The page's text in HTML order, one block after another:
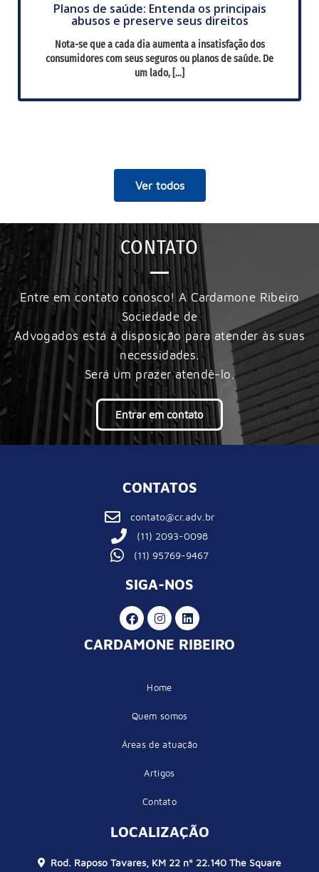
Planos de saúde: Entenda os principais
abusos e preserve seus direitos
Nota-se que a cada dia aumenta a insatisfação dos
consumidores com seus seguros ou planos de saúde. De
um lado, […]
Ver todos
CONTATO
Entre em contato conosco! A Cardamone Ribeiro
Sociedade de
Advogados está à disposição para atender às suas
necessidades.
Será um prazer atendê-lo.
Entrar em contato
CONTATOS
contato@cr.adv.br
(11) 2093-0098
(11) 95769-9467
SIGA-NOS
CARDAMONE RIBEIRO
Home
Quem somos
Áreas de atuação
Artigos
Contato
LOCALIZAÇÃO
Rod. Raposo Tavares, KM 22 nº 22.140 The Square